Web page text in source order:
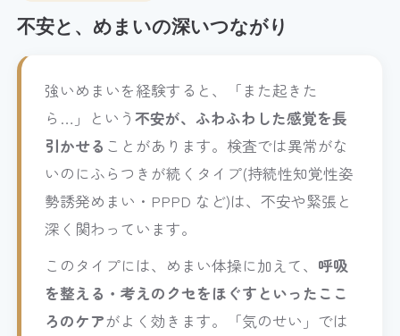
不安と、めまいの深いつながり
強いめまいを経験すると、「また起きた
ら…」という 不安が、ふわふわした感覚を長
引かせる ことがあります。検査では異常がな
いのにふらつきが続くタイプ(持続性知覚性姿
勢誘発めまい・PPPD など)は、不安や緊張と
深く関わっています。
このタイプには、めまい体操に加えて、 呼吸
を整える・考えのクセをほぐすといったここ
ろのケアがよく効きます。「気のせい」では